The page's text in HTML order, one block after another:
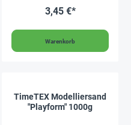
3,45 €*
Warenkorb
TimeTEX Modelliersand
"Playform" 1000g